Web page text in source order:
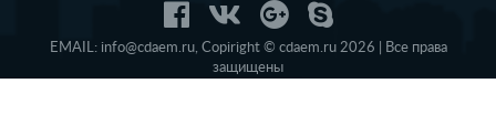
EMAIL: info@cdaem.ru, Copiright © cdaem.ru 2026 | Все права
защищены